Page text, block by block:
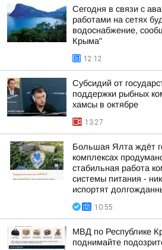
Сегодня в связи с
работами на сетях
водоснабжение,
Крыма"
12:12
Субсидий от
поддержки рыбных
хамсы в октябре
13:27
Большая Ялта ждёт
комплексах
стабильная работа
системы питания -
испортят
10:55
МВД по Республике
поднимайте